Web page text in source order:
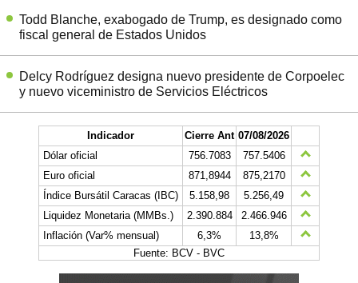
Todd Blanche, exabogado de Trump, es designado como
fiscal general de Estados Unidos
Delcy Rodríguez designa nuevo presidente de Corpoelec
y nuevo viceministro de Servicios Eléctricos
Indicador Cierre Ant 07/08/2026
Dólar oficial
756.7083
757.5406
Euro oficial
871,8944
875,2170
Índice Bursátil Caracas (IBC)
5.158,98
5.256,49
Liquidez Monetaria (MMBs.)
2.390.884
2.466.946
Inflación (Var% mensual)
6,3%
13,8%
Fuente: BCV - BVC